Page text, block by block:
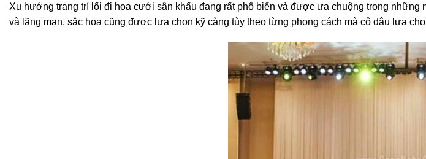
Xu hướng trang trí lối đi hoa cưới sân khấu đang rất phổ biến và được ưa chuộng trong
và lãng mạn, sắc hoa cũng được lựa chọn kỹ càng tùy theo từng phong cách mà cô dâu lựa